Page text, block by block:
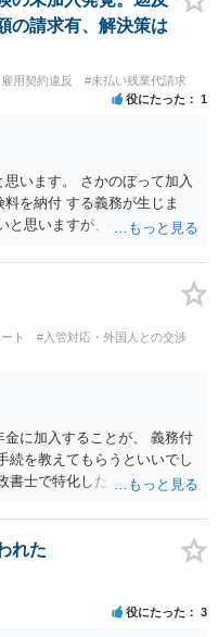
の請求有、解決策は
用契約違反 #未払い残業代請求
役にたった 1
います。 さかのぼって加入
を納付 する義務が生じま
と思いますが、社会保険はか
び必要に応じて社労士にも
ト #入管対応・外国人との交渉
金に加入することが、 義務付
続を教えてもらうといいでし
書士で特化した人が何人も い
れた
役にたった 3